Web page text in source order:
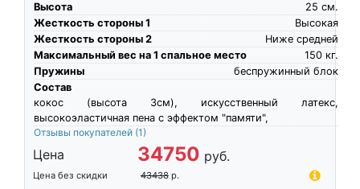
Высота
см.
25
Жесткость стороны 1
Высокая
Жесткость стороны 2
Ниже средней
Максимальный вес на 1 спальное место
кг.
150
Пружины
беспружинный блок
Состав
кокос (высота 3см), искусственный латекс,
высокоэластичная пена c эффектом "памяти",
Отзывы покупателей (1)
Цена 34750 руб.
Цена без скидки 43438 р.